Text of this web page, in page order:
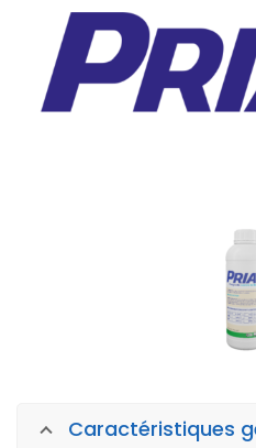
Caractéristiques